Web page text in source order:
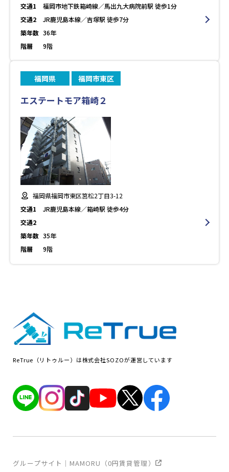
交通1
福岡市地下鉄箱崎線／馬出九大病院前駅 徒歩1分
交通2
JR鹿児島本線／吉塚駅 徒歩7分
築年数 36年
階層
9階
福岡県 福岡市東区
エステートモア箱崎２
福岡県福岡市東区筥松2丁目3-12
交通1
JR鹿児島本線／箱崎駅 徒歩4分
交通2
築年数 35年
階層
9階
ReTrue（リトゥルー）は株式会社SOZOが運営しています
グループサイト｜MAMORU（0円賃貸管理）